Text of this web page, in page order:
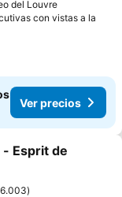
del Louvre
con vistas a la
Ver precios
Esprit de
6.003